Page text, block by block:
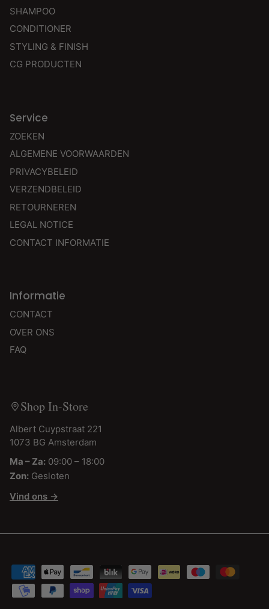
SHAMPOO
CONDITIONER
STYLING & FINISH
CG PRODUCTEN
Service
ZOEKEN
ALGEMENE VOORWAARDEN
PRIVACYBELEID
VERZENDBELEID
RETOURNEREN
LEGAL NOTICE
CONTACT INFORMATIE
Informatie
CONTACT
OVER ONS
FAQ
Shop In-Store
Albert Cuypstraat 221
1073 BG Amsterdam
Ma – Za: 09:00 – 18:00
Zon: Gesloten
Vind ons →